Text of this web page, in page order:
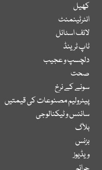
کھیل
انٹرٹینمنٹ
لائف اسٹائل
ٹاپ ٹرینڈ
دلچسپ و عجیب
صحت
سونے کے نرخ
پیٹرولیم مصنوعات کی قیمتیں
سائنس و ٹیکنالوجی
بلاگ
بزنس
ویڈیوز